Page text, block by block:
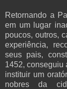
Retornando a
em um lugar
poucos, outros,
experiência,
seus pais,
1452, conseguiu
instituir um
nobres da